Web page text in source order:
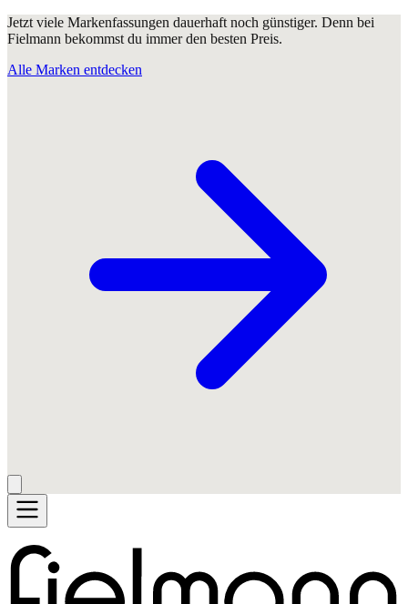
Jetzt viele Markenfassungen dauerhaft noch günstiger. Denn bei
Fielmann bekommst du immer den besten Preis.
Alle Marken entdecken